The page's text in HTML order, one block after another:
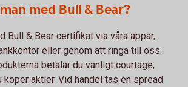
med Bull & Bear?
Bull & Bear certifikat via våra appar,
eller genom att ringa till oss.
betalar du vanligt courtage,
aktier. Vid handel tas en spread